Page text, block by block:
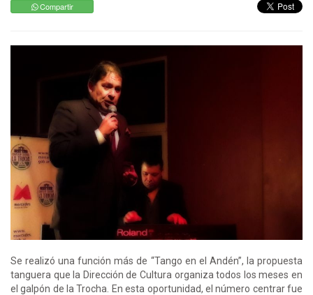
Compartir
Se realizó una función más de “Tango en el Andén”, la propuesta
tanguera que la Dirección de Cultura organiza todos los meses en
el galpón de la Trocha. En esta oportunidad, el número centrar fue